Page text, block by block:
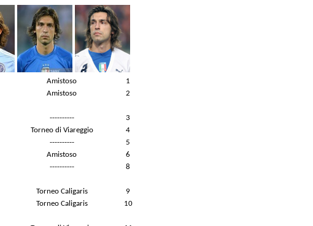
Amistoso
Amistoso
----------
Torneo di Viareggio
----------
Amistoso
----------
Torneo Caligaris
Torneo Caligaris
1
2
3
4
5
6
8
9
10